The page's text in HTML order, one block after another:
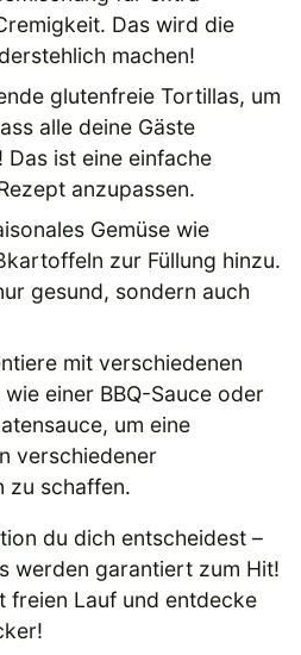
Das wird die
machen!
glutenfreie Tortillas, um
alle deine Gäste
Das ist eine einfache
anzupassen.
Gemüse wie
zur Füllung hinzu.
gesund, sondern auch
mit verschiedenen
einer BBQ-Sauce oder
um eine
verschiedener
zu schaffen.
du dich entscheidest –
werden garantiert zum Hit!
freien Lauf und entdecke